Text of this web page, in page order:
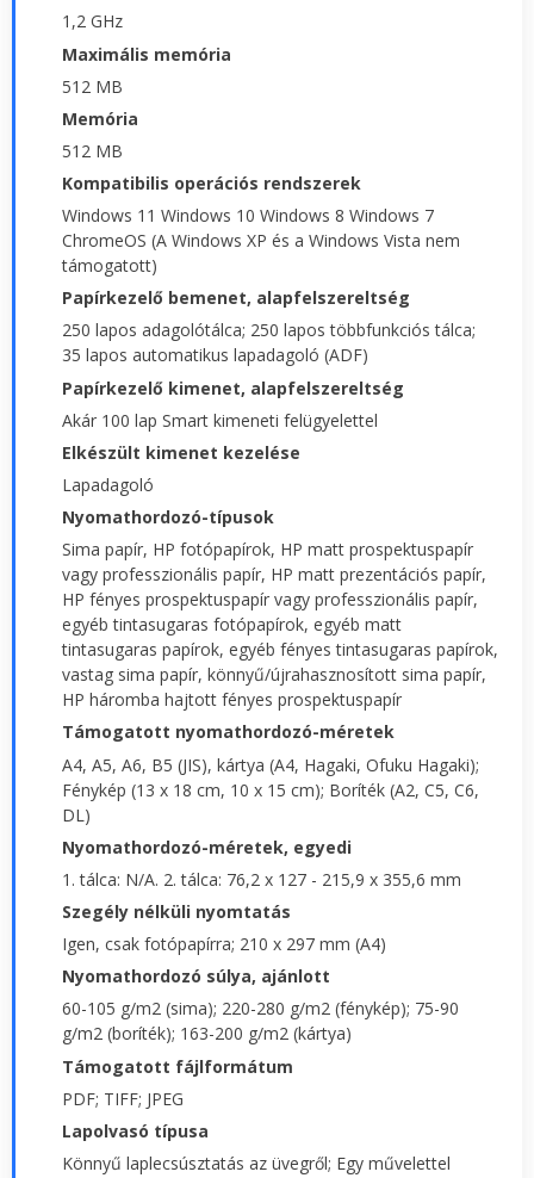
1,2 GHz
Maximális memória
512 MB
Memória
512 MB
Kompatibilis operációs rendszerek
Windows 11 Windows 10 Windows 8 Windows 7
ChromeOS (A Windows XP és a Windows Vista nem
támogatott)
Papírkezelő bemenet, alapfelszereltség
250 lapos adagolótálca; 250 lapos többfunkciós tálca;
35 lapos automatikus lapadagoló (ADF)
Papírkezelő kimenet, alapfelszereltség
Akár 100 lap Smart kimeneti felügyelettel
Elkészült kimenet kezelése
Lapadagoló
Nyomathordozó-típusok
Sima papír, HP fotópapírok, HP matt prospektuspapír
vagy professzionális papír, HP matt prezentációs papír,
HP fényes prospektuspapír vagy professzionális papír,
egyéb tintasugaras fotópapírok, egyéb matt
tintasugaras papírok, egyéb fényes tintasugaras papírok,
vastag sima papír, könnyű/újrahasznosított sima papír,
HP háromba hajtott fényes prospektuspapír
Támogatott nyomathordozó-méretek
A4, A5, A6, B5 (JIS), kártya (A4, Hagaki, Ofuku Hagaki);
Fénykép (13 x 18 cm, 10 x 15 cm); Boríték (A2, C5, C6,
DL)
Nyomathordozó-méretek, egyedi
1. tálca: N/A. 2. tálca: 76,2 x 127 - 215,9 x 355,6 mm
Szegély nélküli nyomtatás
Igen, csak fotópapírra; 210 x 297 mm (A4)
Nyomathordozó súlya, ajánlott
60-105 g/m2 (sima); 220-280 g/m2 (fénykép); 75-90
g/m2 (boríték); 163-200 g/m2 (kártya)
Támogatott fájlformátum
PDF; TIFF; JPEG
Lapolvasó típusa
Könnyű laplecsúsztatás az üvegről; Egy művelettel